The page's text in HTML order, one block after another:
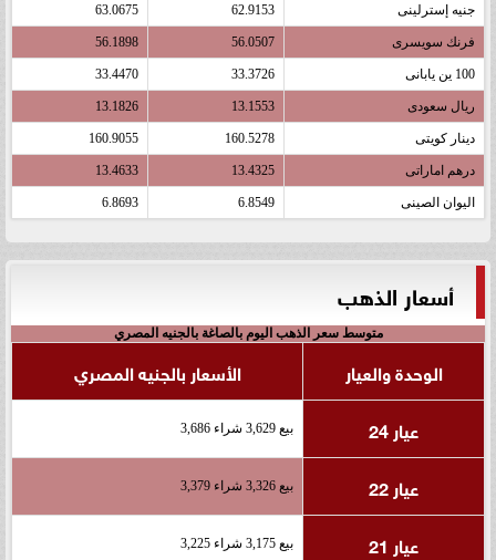
جنيه إسترلينى 62.9153
63.0675
فرنك سويسرى 56.0507
56.1898
100 ين يابانى 33.3726
33.4470
ريال سعودى 13.1553
13.1826
دينار كويتى 160.5278
160.9055
درهم اماراتى 13.4325
13.4633
اليوان الصينى 6.8549
6.8693
أسعار الذهب
متوسط سعر الذهب اليوم بالصاغة بالجنيه المصري
الوحدة والعيار
الأسعار بالجنيه المصري
عيار 24
بيع 3,629 شراء 3,686
عيار 22 بيع 3,326 شراء 3,379
عيار 21 بيع 3,175 شراء 3,225